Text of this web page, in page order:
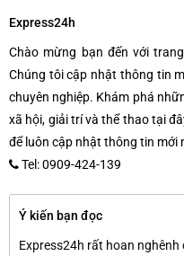
Express24h
Chào mừng bạn đến với
Chúng tôi cập nhật thông tin
chuyên nghiệp. Khám phá
xã hội, giải trí và thể thao tại
để luôn cập nhật thông tin mới
Tel: 0909-424-139
Ý kiến bạn đọc
Express24h rất hoan